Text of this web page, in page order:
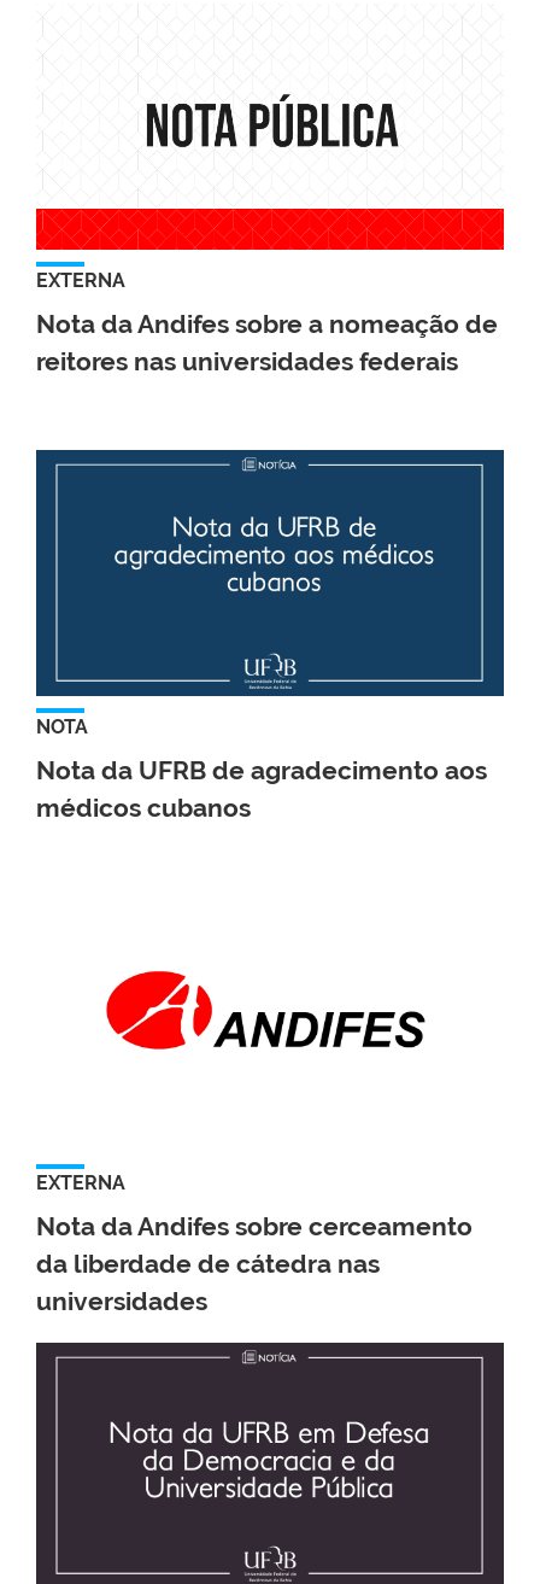
EXTERNA
Nota da Andifes sobre a nomeação de
reitores nas universidades federais
NOTA
Nota da UFRB de agradecimento aos
médicos cubanos
EXTERNA
Nota da Andifes sobre cerceamento
da liberdade de cátedra nas
universidades